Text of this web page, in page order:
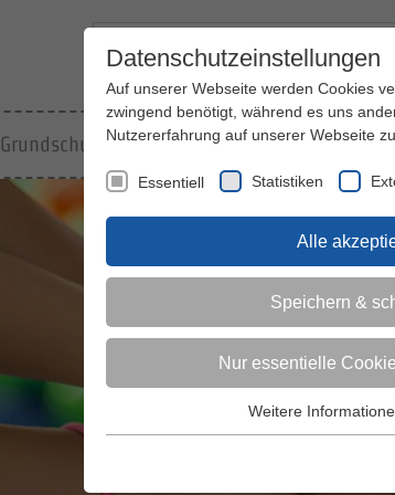
Grundschulkinder Jugendliche
Datenschutzeinstellungen
Auf unserer Webseite werden Cookies
zwingend benötigt, während es uns
Nutzererfahrung auf unserer Webseite
Essentiell Statistiken
Alle
Speichern &
Nur essentielle
Essentielle Cookies werden für
Weitere